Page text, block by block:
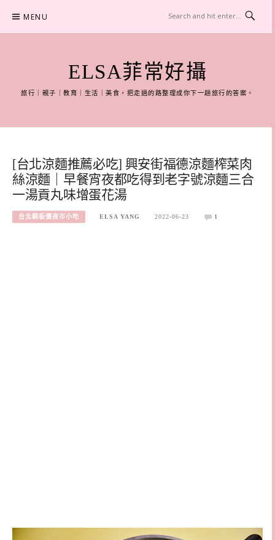
content
MENU
ELSA菲常好攝
旅行｜親子｜教育｜生活｜美食，把走過的路整理成你下一趟旅行的答案。
[台北涼麵推薦必吃] 興安街福德涼麵榨菜肉
絲涼麵｜早餐宵夜都吃得到老字號涼麵三合
一湯貢丸味增蛋花湯
台北銅板價夜市小吃 ELSA YANG 2022-06-23 1